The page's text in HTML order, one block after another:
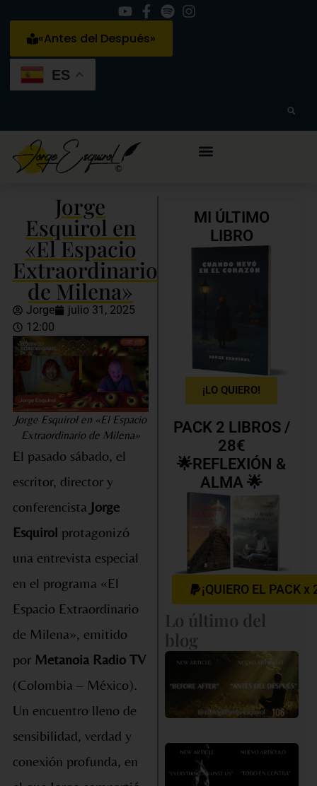
«Antes del Después»
ES
Jorge
Esquirol en
«El Espacio
Extraordinario
de Milena»
Jorge
julio 31, 2025
12:00
Jorge Esquirol en «El Espacio
Extraordinario de Milena»
El pasado sábado, el
escritor, director y
conferencista Jorge
Esquirol protagonizó
una entrevista especial
en el programa «El
Espacio Extraordinario
de Milena», emitido
por Metanoia Radio TV
(Colombia – México).
Un encuentro lleno de
sensibilidad, verdad y
conexión profunda, en
MI ÚLTIMO
LIBRO
¡LO QUIERO!
PACK 2 LIBROS /
28€
🌟REFLEXIÓN &
ALMA 🌟
¡QUIERO EL PACK x
Lo último del
blog